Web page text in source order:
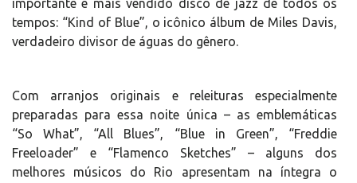
importante e mais vendido disco de jazz de todos os
tempos: “Kind of Blue”, o icônico álbum de Miles Davis,
verdadeiro divisor de águas do gênero.
Com arranjos originais e releituras especialmente
preparadas para essa noite única – as emblemáticas
“So What”, “All Blues”, “Blue in Green”, “Freddie
Freeloader” e “Flamenco Sketches” – alguns dos
melhores músicos do Rio apresentam na íntegra o